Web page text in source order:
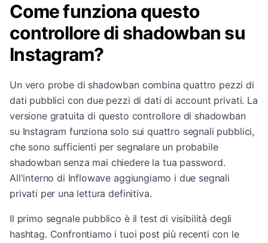
Come funziona questo
controllore di shadowban su
Instagram?
Un vero probe di shadowban combina quattro pezzi di
dati pubblici con due pezzi di dati di account privati. La
versione gratuita di questo controllore di shadowban
su Instagram funziona solo sui quattro segnali pubblici,
che sono sufficienti per segnalare un probabile
shadowban senza mai chiedere la tua password.
All'interno di Inflowave aggiungiamo i due segnali
privati per una lettura definitiva.
Il primo segnale pubblico è il test di visibilità degli
hashtag. Confrontiamo i tuoi post più recenti con le